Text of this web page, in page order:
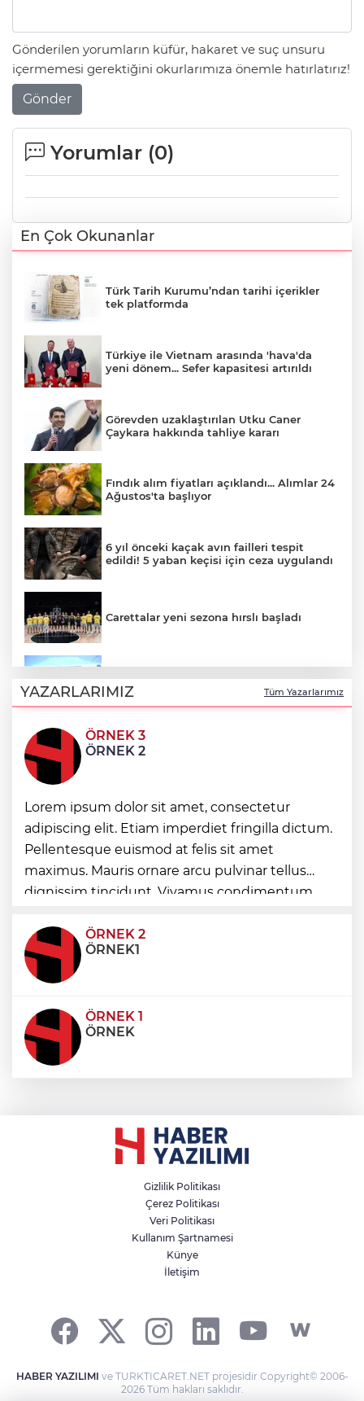
Gönderilen yorumların küfür, hakaret ve suç unsuru
içermemesi gerektiğini okurlarımıza önemle hatırlatırız!
Gönder
Yorumlar (0)
En Çok Okunanlar
Türk Tarih Kurumu’ndan tarihi içerikler
tek platformda
Türkiye ile Vietnam arasında 'hava'da
yeni dönem... Sefer kapasitesi artırıldı
Görevden uzaklaştırılan Utku Caner
Çaykara hakkında tahliye kararı
Fındık alım fiyatları açıklandı... Alımlar 24
Ağustos'ta başlıyor
6 yıl önceki kaçak avın failleri tespit
edildi! 5 yaban keçisi için ceza uygulandı
Carettalar yeni sezona hırslı başladı
altyapı desteği
Samsun’da Alaçam'a yeni yaşam alanı
kazandırıldı
İstanbul İtfaiyesi’nden yangın riskine
karşı videolu uyarı
TBMM'nin ana binası YES-TR'de 'çok iyi'
olarak sertifikalandırıldı
YAZARLARIMIZ Tüm Yazarlarımız
ÖRNEK 3
ÖRNEK 2
Lorem ipsum dolor sit amet, consectetur
adipiscing elit. Etiam imperdiet fringilla dictum.
Pellentesque euismod at felis sit amet
maximus. Mauris ornare arcu pulvinar tellus
dignissim tincidunt. Vivamus condimentum
condimentum eros et, faucibus sapien. Praese
ÖRNEK 2
ÖRNEK1
ÖRNEK 1
ÖRNEK
Gizlilik Politikası
Çerez Politikası
Veri Politikası
Kullanım Şartnamesi
Künye
İletişim
HABER YAZILIMI ve TURKTICARET.NET projesidir Copyright© 2006-
2026 Tüm hakları saklıdır.